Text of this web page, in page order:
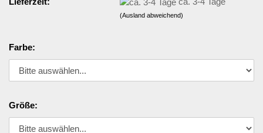
(Ausland abweichend)
Farbe:
Größe: